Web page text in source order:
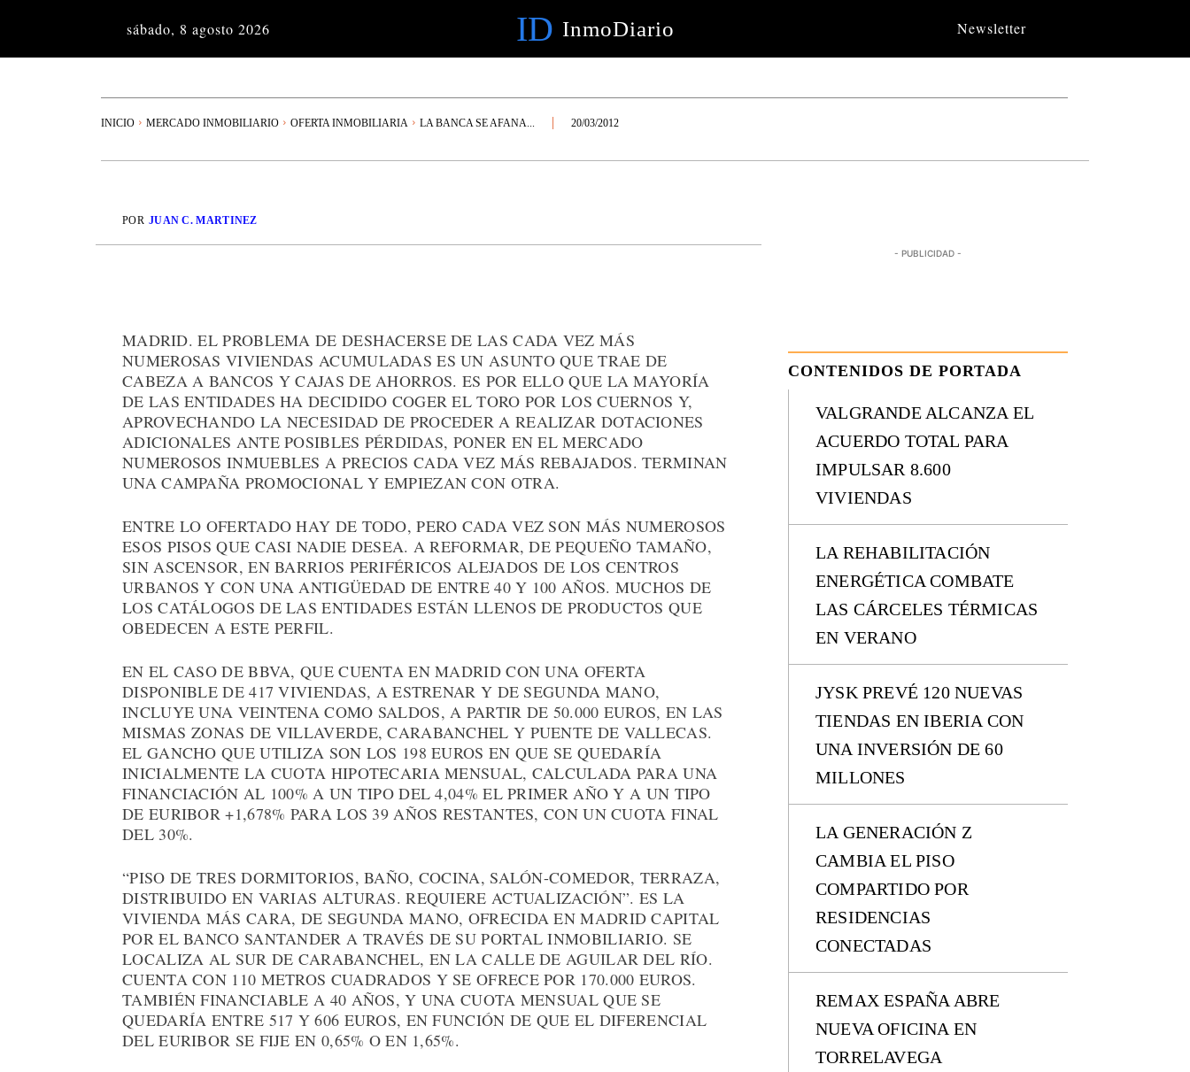
sábado, 8 agosto 2026 ID InmoDiario Newsletter
INICIO MERCADO INMOBILIARIO OFERTA INMOBILIARIA LA BANCA SE AFANA... 20/03/2012
POR JUAN C. MARTINEZ
MADRID. EL PROBLEMA DE DESHACERSE DE LAS CADA VEZ MÁS
NUMEROSAS VIVIENDAS ACUMULADAS ES UN ASUNTO QUE TRAE DE
CABEZA A BANCOS Y CAJAS DE AHORROS. ES POR ELLO QUE LA MAYORÍA
DE LAS ENTIDADES HA DECIDIDO COGER EL TORO POR LOS CUERNOS Y,
APROVECHANDO LA NECESIDAD DE PROCEDER A REALIZAR DOTACIONES
ADICIONALES ANTE POSIBLES PÉRDIDAS, PONER EN EL MERCADO
NUMEROSOS INMUEBLES A PRECIOS CADA VEZ MÁS REBAJADOS. TERMINAN
UNA CAMPAÑA PROMOCIONAL Y EMPIEZAN CON OTRA.
ENTRE LO OFERTADO HAY DE TODO, PERO CADA VEZ SON MÁS NUMEROSOS
ESOS PISOS QUE CASI NADIE DESEA. A REFORMAR, DE PEQUEÑO TAMAÑO,
SIN ASCENSOR, EN BARRIOS PERIFÉRICOS ALEJADOS DE LOS CENTROS
URBANOS Y CON UNA ANTIGÜEDAD DE ENTRE 40 Y 100 AÑOS. MUCHOS DE
LOS CATÁLOGOS DE LAS ENTIDADES ESTÁN LLENOS DE PRODUCTOS QUE
OBEDECEN A ESTE PERFIL.
EN EL CASO DE BBVA, QUE CUENTA EN MADRID CON UNA OFERTA
DISPONIBLE DE 417 VIVIENDAS, A ESTRENAR Y DE SEGUNDA MANO,
INCLUYE UNA VEINTENA COMO SALDOS, A PARTIR DE 50.000 EUROS, EN LAS
MISMAS ZONAS DE VILLAVERDE, CARABANCHEL Y PUENTE DE VALLECAS.
EL GANCHO QUE UTILIZA SON LOS 198 EUROS EN QUE SE QUEDARÍA
INICIALMENTE LA CUOTA HIPOTECARIA MENSUAL, CALCULADA PARA UNA
FINANCIACIÓN AL 100% A UN TIPO DEL 4,04% EL PRIMER AÑO Y A UN TIPO
DE EURIBOR +1,678% PARA LOS 39 AÑOS RESTANTES, CON UN CUOTA FINAL
DEL 30%.
“PISO DE TRES DORMITORIOS, BAÑO, COCINA, SALÓN-COMEDOR, TERRAZA,
DISTRIBUIDO EN VARIAS ALTURAS. REQUIERE ACTUALIZACIÓN”. ES LA
VIVIENDA MÁS CARA, DE SEGUNDA MANO, OFRECIDA EN MADRID CAPITAL
POR EL BANCO SANTANDER A TRAVÉS DE SU PORTAL INMOBILIARIO. SE
LOCALIZA AL SUR DE CARABANCHEL, EN LA CALLE DE AGUILAR DEL RÍO.
CUENTA CON 110 METROS CUADRADOS Y SE OFRECE POR 170.000 EUROS.
TAMBIÉN FINANCIABLE A 40 AÑOS, Y UNA CUOTA MENSUAL QUE SE
QUEDARÍA ENTRE 517 Y 606 EUROS, EN FUNCIÓN DE QUE EL DIFERENCIAL
DEL EURIBOR SE FIJE EN 0,65% O EN 1,65%.
- PUBLICIDAD -
CONTENIDOS DE PORTADA
VALGRANDE ALCANZA EL
ACUERDO TOTAL PARA
IMPULSAR 8.600
VIVIENDAS
LA REHABILITACIÓN
ENERGÉTICA COMBATE
LAS CÁRCELES TÉRMICAS
EN VERANO
JYSK PREVÉ 120 NUEVAS
TIENDAS EN IBERIA CON
UNA INVERSIÓN DE 60
MILLONES
LA GENERACIÓN Z
CAMBIA EL PISO
COMPARTIDO POR
RESIDENCIAS
CONECTADAS
REMAX ESPAÑA ABRE
NUEVA OFICINA EN
TORRELAVEGA